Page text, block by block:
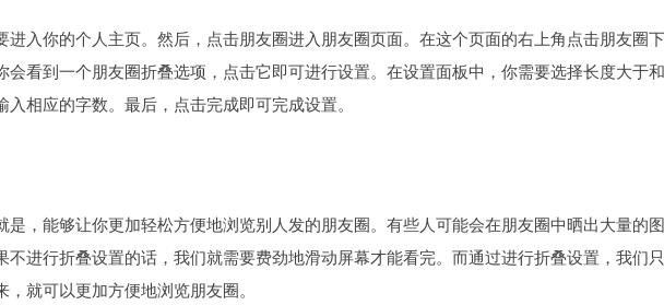
进入你的个人主页。然后，点击朋友圈进入朋友圈页面。在这个页面的右上角点击朋友圈
会看到一个朋友圈折叠选项，点击它即可进行设置。在设置面板中，你需要选择长度大于
相应的字数。最后，点击完成即可完成设置。
是，能够让你更加轻松方便地浏览别人发的朋友圈。有些人可能会在朋友圈中晒出大量的
不进行折叠设置的话，我们就需要费劲地滑动屏幕才能看完。而通过进行折叠设置，我们
就可以更加方便地浏览朋友圈。